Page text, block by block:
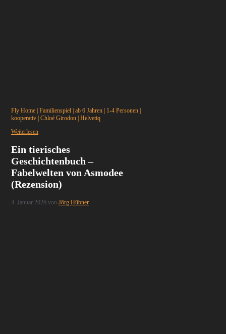
Fly Home | Familienspiel | ab 6 Jahren | 1-4 Personen |
kooperativ | Chloé Girodon | Helvetiq
Weiterlesen
Ein tierisches
Geschichtenbuch –
Fabelwelten von Asmodee
(Rezension)
4. Januar 2026 vonJörg Hübner